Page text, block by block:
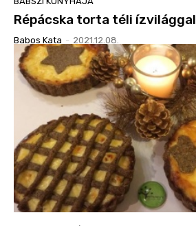
Répácska torta téli ízvilággal
Babos Kata - 2021.12.08.